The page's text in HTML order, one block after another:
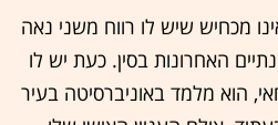
מכחיש שיש לו רווח משני נאה
האחרונות בסין. כעת יש לו
הוא מלמד באוניברסיטה בעיר